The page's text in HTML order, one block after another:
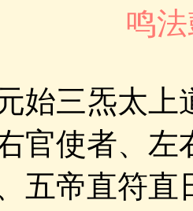
鸣
始三炁太
官使者、
五帝直符